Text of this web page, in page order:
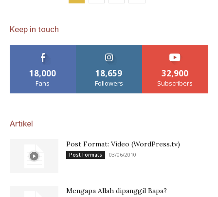
Keep in touch
18,000
Fans
18,659
Followers
32,900
Subscribers
Artikel
Post Format: Video (WordPress.tv)
Post Formats 03/06/2010
Mengapa Allah dipanggil Bapa?